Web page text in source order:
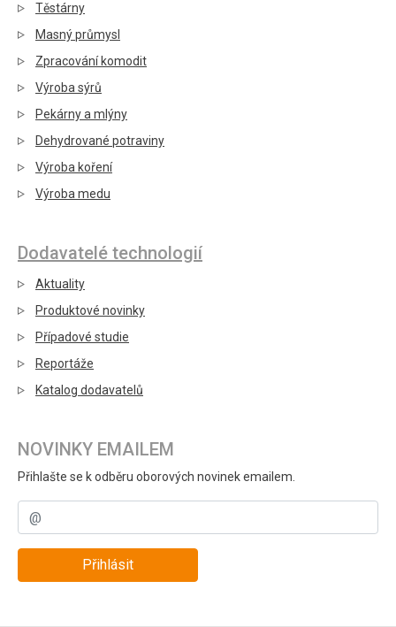
Těstárny
Masný průmysl
Zpracování komodit
Výroba sýrů
Pekárny a mlýny
Dehydrované potraviny
Výroba koření
Výroba medu
Dodavatelé technologií
Aktuality
Produktové novinky
Případové studie
Reportáže
Katalog dodavatelů
NOVINKY EMAILEM
Přihlašte se k odběru oborových novinek emailem.
Přihlásit